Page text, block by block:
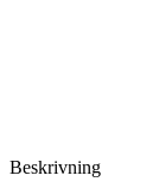
Beskrivning